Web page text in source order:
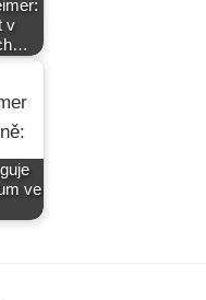
v
ve